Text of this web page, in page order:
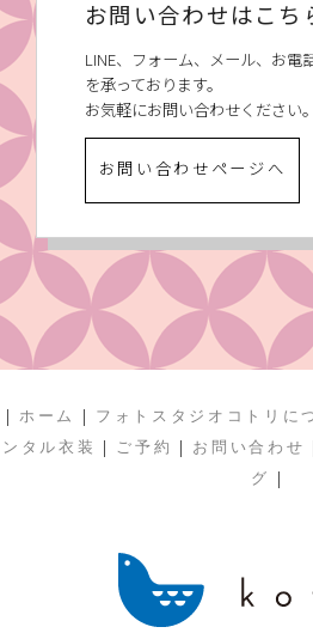
お問い合わせはこち
LINE、フォーム、メール、お電
を承っております。
お気軽にお問い合わせください。
お問い合わせページへ
| ホーム | フォトスタジオコトリに
ンタル衣装
| ご予約 | お問い合わせ
グ
|